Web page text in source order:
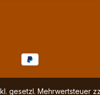
gesetzl. Mehrwertsteuer